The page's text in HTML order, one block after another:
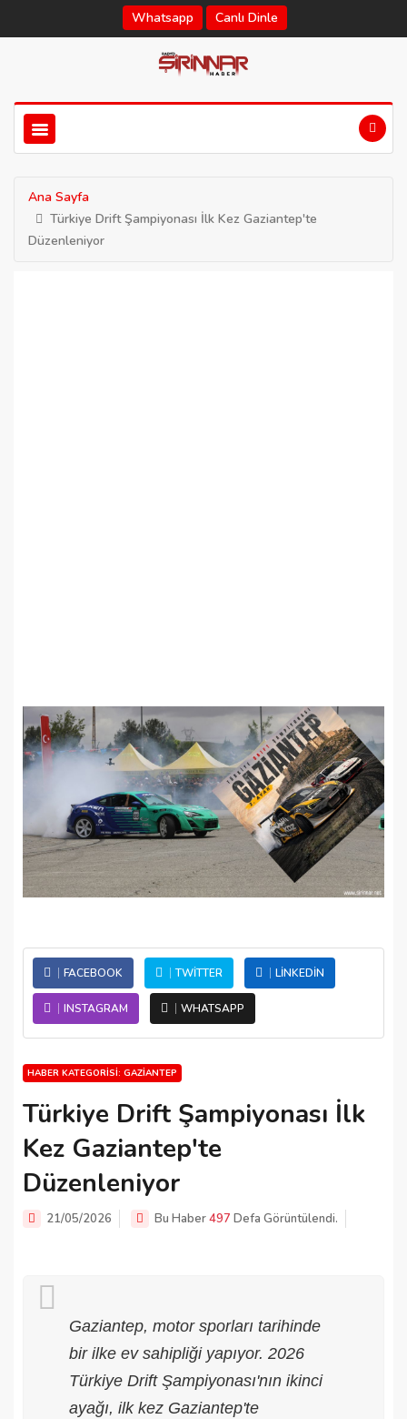
Whatsapp Canlı Dinle
Ana Sayfa
Türkiye Drift Şampiyonası İlk Kez Gaziantep'te
Düzenleniyor
FACEBOOK TWITTER LINKEDIN
INSTAGRAM WHATSAPP
HABER KATEGORISI: GAZIANTEP
Türkiye Drift Şampiyonası İlk
Kez Gaziantep'te
Düzenleniyor
21/05/2026 Bu Haber497 Defa Görüntülendi.
Gaziantep, motor sporları tarihinde
bir ilke ev sahipliği yapıyor. 2026
Türkiye Drift Şampiyonası'nın ikinci
ayağı, ilk kez Gaziantep'te